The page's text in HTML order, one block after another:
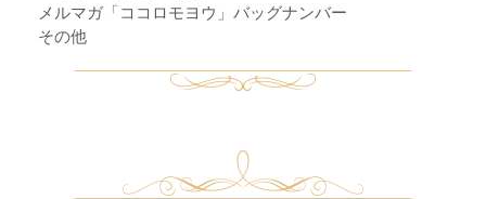
メルマガ「ココロモヨウ」バッグナンバー
その他